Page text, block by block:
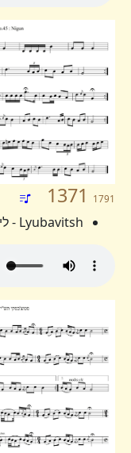
1371 1791
Lyubavitsh - ליובאוויטש